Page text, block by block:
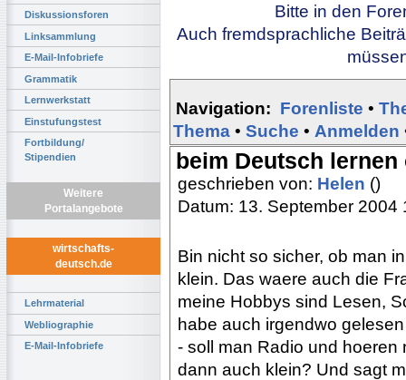
Diskussionsforen
Linksammlung
E-Mail-Infobriefe
Grammatik
Lernwerkstatt
Einstufungstest
Fortbildung/
Stipendien
Weitere
Portalangebote
wirtschafts-
deutsch.de
Lehrmaterial
Webliographie
E-Mail-Infobriefe
Bitte in den
Auch fremdsprachliche
Navigation: Forenliste •
Thema • Suche • Anmelden
beim Deutsch
geschrieben von: Helen ()
Datum: 13. September 2004
Bin nicht so sicher, ob man
klein. Das waere auch die
meine Hobbys sind Lesen,
habe auch irgendwo
- soll man Radio und
dann auch klein? Und sagt